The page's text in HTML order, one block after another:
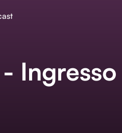
Ingresso